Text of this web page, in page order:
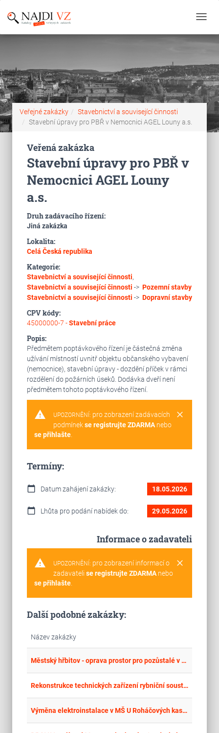
Veřejné zakázky
Stavebnictví a související činnosti
Stavební úpravy pro PBŘ v Nemocnici AGEL Louny a.s.
Veřená zakázka
Stavební úpravy pro PBŘ v
Nemocnici AGEL Louny
a.s.
Druh zadávacího řízení:
Jiná zakázka
Lokalita:
Celá Česká republika
Kategorie:
Stavebnictví a související činnosti,
Stavebnictví a související činnosti -> Pozemní stavby
Stavebnictví a související činnosti -> Dopravní stavby
CPV kódy:
45000000-7 -Stavební práce
Popis:
Předmětem poptávkového řízení je částečná změna
užívání místností uvnitř objektu občanského vybavení
(nemocnice), stavební úpravy - dozdění příček v rámci
rozdělení do požárních úseků. Dodávka dveří není
předmětem tohoto poptávkového řízení.
warning clear
UPOZORNĚNÍ: pro zobrazení zadávacích
podmínekse registrujte ZDARMAnebo
se přihlašte.
Termíny:
calendar_today Datum zahájení zakázky: 18.05.2026
calendar_today Lhůta pro podání nabídek do: 29.05.2026
Informace o zadavateli
warning clear
UPOZORNĚNÍ: pro zobrazení informací o
zadavateli se registrujte ZDARMAnebo
se přihlašte.
Další podobné zakázky:
Název zakázky
Městský hřbitov - oprava prostor pro pozůstalé v obřadní síni - 1. etapa
Rekonstrukce technických zařízení rybniční soustavy Čejetice, sádky - I. etapa
Výměna elektroinstalace v MŠ U Roháčových kasáren